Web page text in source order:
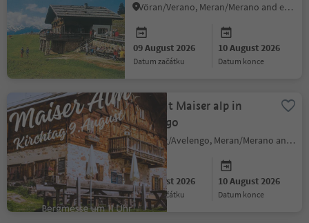
Vöran/Verano, Meran/Merano and environs
09 August 2026
datum začátku
10 August 2026
datum konce
Sagra at Maiser alp in
Avelengo
Hafling/Avelengo, Meran/Merano and environs
09 August 2026
datum začátku
10 August 2026
datum konce